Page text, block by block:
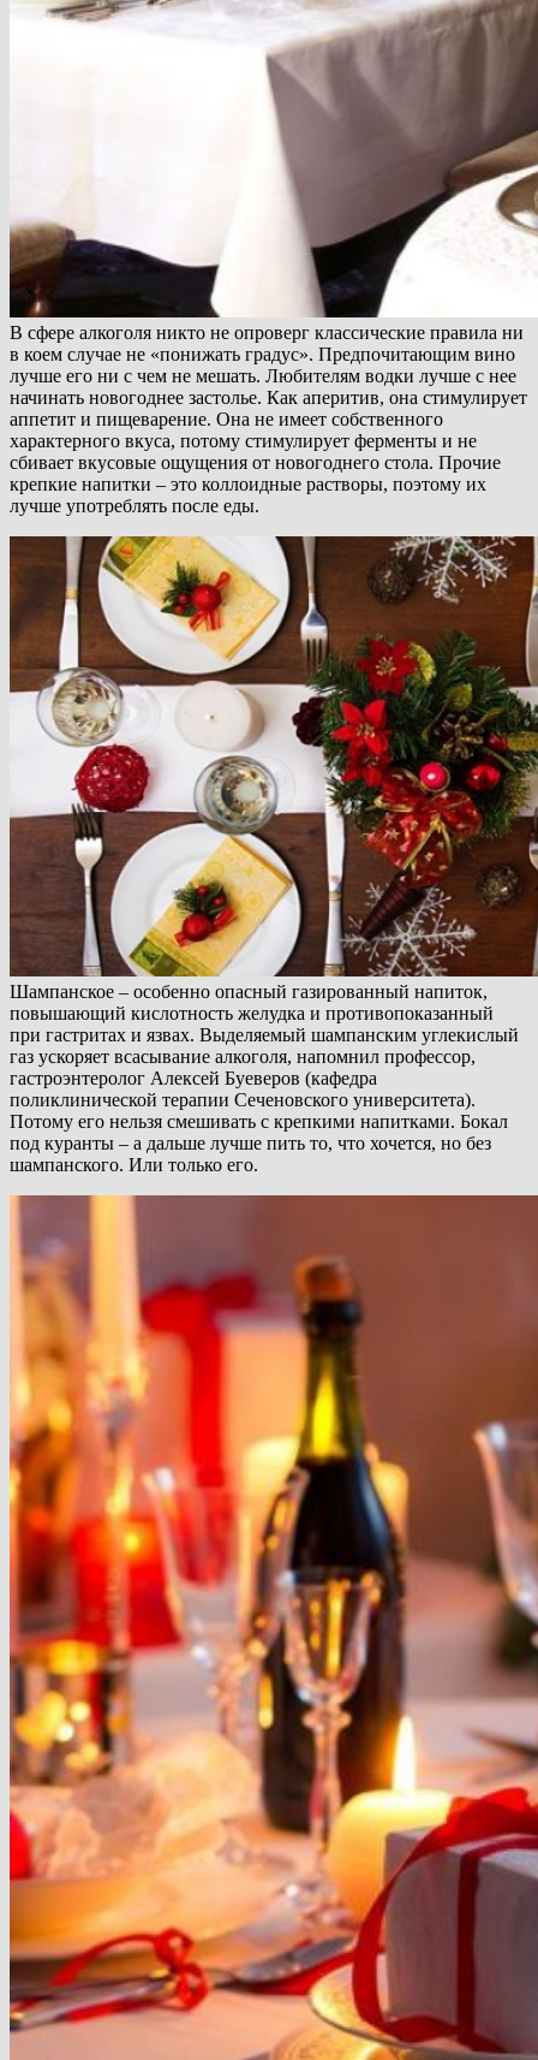
В сфере алкоголя никто не опроверг классические правила ни
в коем случае не «понижать градус». Предпочитающим вино
лучше его ни с чем не мешать. Любителям водки лучше с нее
начинать новогоднее застолье. Как аперитив, она стимулирует
аппетит и пищеварение. Она не имеет собственного
характерного вкуса, потому стимулирует ферменты и не
сбивает вкусовые ощущения от новогоднего стола. Прочие
крепкие напитки – это коллоидные растворы, поэтому их
лучше употреблять после еды.
Шампанское – особенно опасный газированный напиток,
повышающий кислотность желудка и противопоказанный
при гастритах и язвах. Выделяемый шампанским углекислый
газ ускоряет всасывание алкоголя, напомнил профессор,
гастроэнтеролог Алексей Буеверов (кафедра
поликлинической терапии Сеченовского университета).
Потому его нельзя смешивать с крепкими напитками. Бокал
под куранты – а дальше лучше пить то, что хочется, но без
шампанского. Или только его.